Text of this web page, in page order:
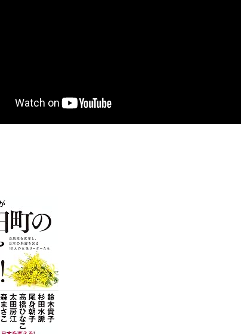
ムリです・・・」メガネ美人ナースに入院中のオレのオナ
ドイツは何故バルバロッサ作戦とかいう無茶に踏み切っ
親子のような子猫とシェパード
青い芝包囲網すぎて色々見失う、新しい仕事観
ると！悲しくなってしまう猫の画像の数々！！
livedoor 相互RSS